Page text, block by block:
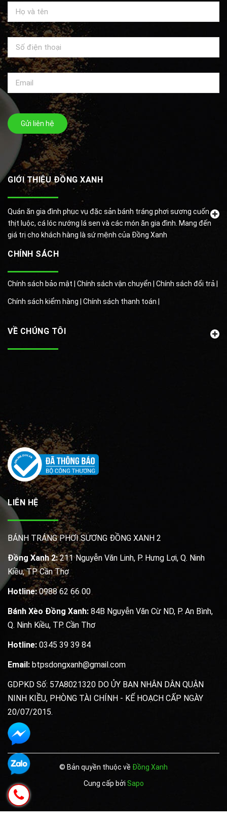
Gửi liên hệ
GIỚI THIỆU ĐỒNG XANH
Quán ăn gia đình phục vụ đặc sản bánh tráng phơi sương cuốn
thịt luộc, cá lóc nướng lá sen và các món ăn gia đình. Mang đến
giá trị cho khách hàng là sứ mệnh của Đồng Xanh
CHÍNH SÁCH
Chính sách bảo mật | Chính sách vận chuyển | Chính sách đổi trả |
Chính sách kiểm hàng | Chính sách thanh toán |
VỀ CHÚNG TÔI
LIÊN HỆ
BÁNH TRÁNG PHƠI SƯƠNG ĐỒNG XANH 2
Đồng Xanh 2:211 Nguyễn Văn Linh, P. Hưng Lợi, Q. Ninh
Kiều, TP. Cần Thơ
Hotline:0988 62 66 00
Bánh Xèo Đồng Xanh: 84B Nguyễn Văn Cừ ND, P. An Bình,
Q. Ninh Kiều, TP. Cần Thơ
Hotline: 0345 39 39 84
Email: btpsdongxanh@gmail.com
GDPKD Số: 57A8021320 DO ỦY BAN NHÂN DÂN QUẬN
NINH KIỀU, PHÒNG TÀI CHÍNH - KẾ HOẠCH CẤP NGÀY
20/07/2015.
© Bản quyền thuộc về Đồng Xanh
Cung cấp bởi Sapo